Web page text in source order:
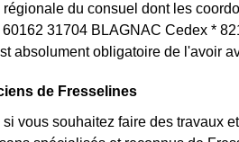
du consuel dont les
31704 BLAGNAC Cedex *
absolument obligatoire de l'avoir
de Fresselines
vous souhaitez faire des travaux